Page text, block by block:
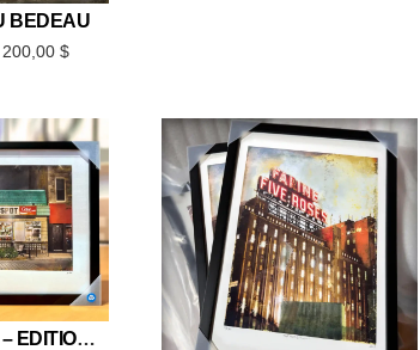
BEDEAU
200,00$
LE GREENSPOT – ÉDITION LIMITÉE 12×18